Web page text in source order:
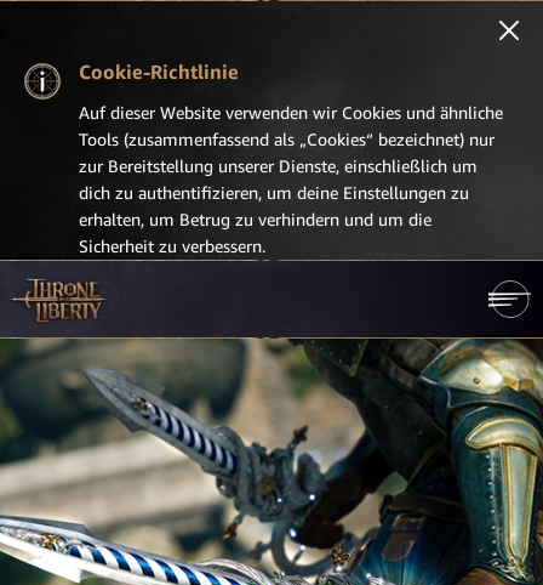
Cookie-Richtlinie
Auf dieser Website verwenden wir Cookies und ähnliche
Tools (zusammenfassend als „Cookies“ bezeichnet) nur
zur Bereitstellung unserer Dienste, einschließlich um
dich zu authentifizieren, um deine Einstellungen zu
erhalten, um Betrug zu verhindern und um die
Sicherheit zu verbessern.